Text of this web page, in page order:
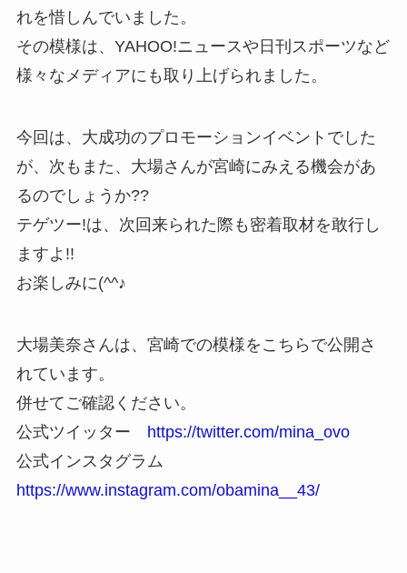
れを惜しんでいました。
その模様は、YAHOO!ニュースや日刊スポーツなど
様々なメディアにも取り上げられました。
今回は、大成功のプロモーションイベントでした
が、次もまた、大場さんが宮崎にみえる機会があ
るのでしょうか??
テゲツー!は、次回来られた際も密着取材を敢行し
ますよ!!
お楽しみに(^^♪
大場美奈さんは、宮崎での模様をこちらで公開さ
れています。
併せてご確認ください。
公式ツイッター https://twitter.com/mina_ovo
公式インスタグラム
https://www.instagram.com/obamina__43/